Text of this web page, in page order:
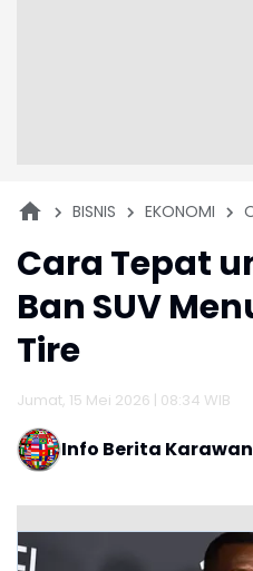
BISNIS EKONOMI
Cara Tepat
Ban SUV
Tire
Jumat, 15 Mei 2026 | 08:34 WIB
Info Berita